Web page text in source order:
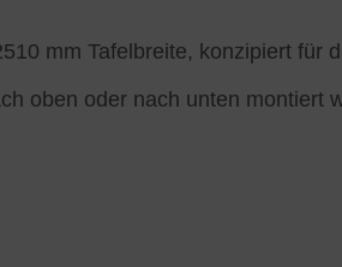
mm Tafelbreite, konzipiert für
oben oder nach unten montiert